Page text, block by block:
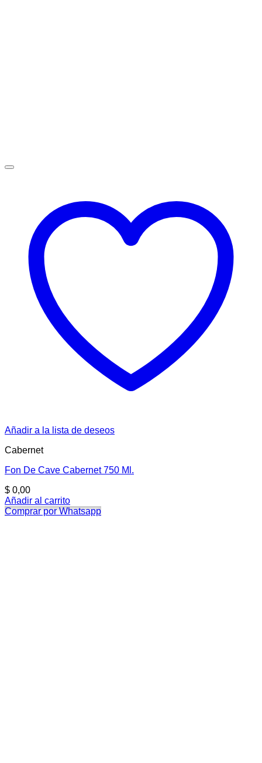
Añadir a la lista de deseos
Cabernet
Fon De Cave Cabernet 750 Ml.
$ 0,00
Añadir al carrito
Comprar por Whatsapp